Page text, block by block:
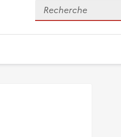
Rechercher des